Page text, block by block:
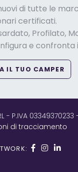
di tutte le
certificati.
Profilato,
e confronta
IL TUO CAMPER
- P.IVA
di tracciamento